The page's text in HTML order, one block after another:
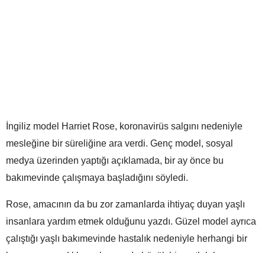
İngiliz model Harriet Rose, koronavirüs salgını nedeniyle
mesleğine bir süreliğine ara verdi. Genç model, sosyal
medya üzerinden yaptığı açıklamada, bir ay önce bu
bakımevinde çalışmaya başladığını söyledi.
Rose, amacının da bu zor zamanlarda ihtiyaç duyan yaşlı
insanlara yardım etmek olduğunu yazdı. Güzel model ayrıca
çalıştığı yaşlı bakımevinde hastalık nedeniyle herhangi bir